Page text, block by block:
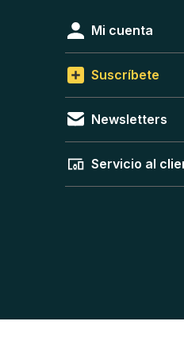
Mi cuenta
Suscríbete
Newsletters
Servicio al